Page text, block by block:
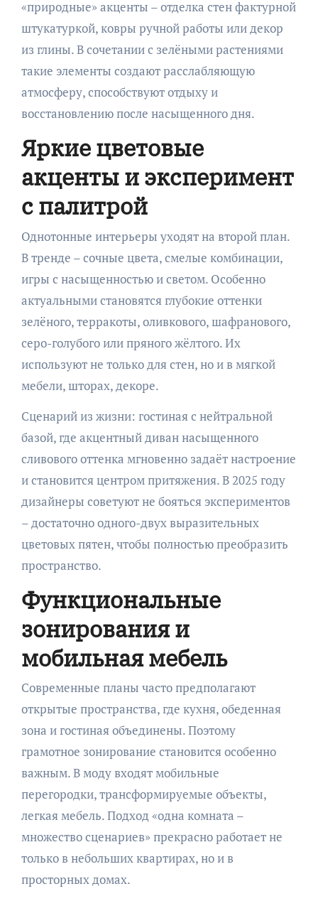
«природные» акценты – отделка стен фактурной
штукатуркой, ковры ручной работы или декор
из глины. В сочетании с зелёными растениями
такие элементы создают расслабляющую
атмосферу, способствуют отдыху и
восстановлению после насыщенного дня.
Яркие цветовые
акценты и эксперимент
с палитрой
Однотонные интерьеры уходят на второй план.
В тренде – сочные цвета, смелые комбинации,
игры с насыщенностью и светом. Особенно
актуальными становятся глубокие оттенки
зелёного, терракоты, оливкового, шафранового,
серо-голубого или пряного жёлтого. Их
используют не только для стен, но и в мягкой
мебели, шторах, декоре.
Сценарий из жизни: гостиная с нейтральной
базой, где акцентный диван насыщенного
сливового оттенка мгновенно задаёт настроение
и становится центром притяжения. В 2025 году
дизайнеры советуют не бояться экспериментов
– достаточно одного-двух выразительных
цветовых пятен, чтобы полностью преобразить
пространство.
Функциональные
зонирования и
мобильная мебель
Современные планы часто предполагают
открытые пространства, где кухня, обеденная
зона и гостиная объединены. Поэтому
грамотное зонирование становится особенно
важным. В моду входят мобильные
перегородки, трансформируемые объекты,
легкая мебель. Подход «одна комната –
множество сценариев» прекрасно работает не
только в небольших квартирах, но и в
просторных домах.